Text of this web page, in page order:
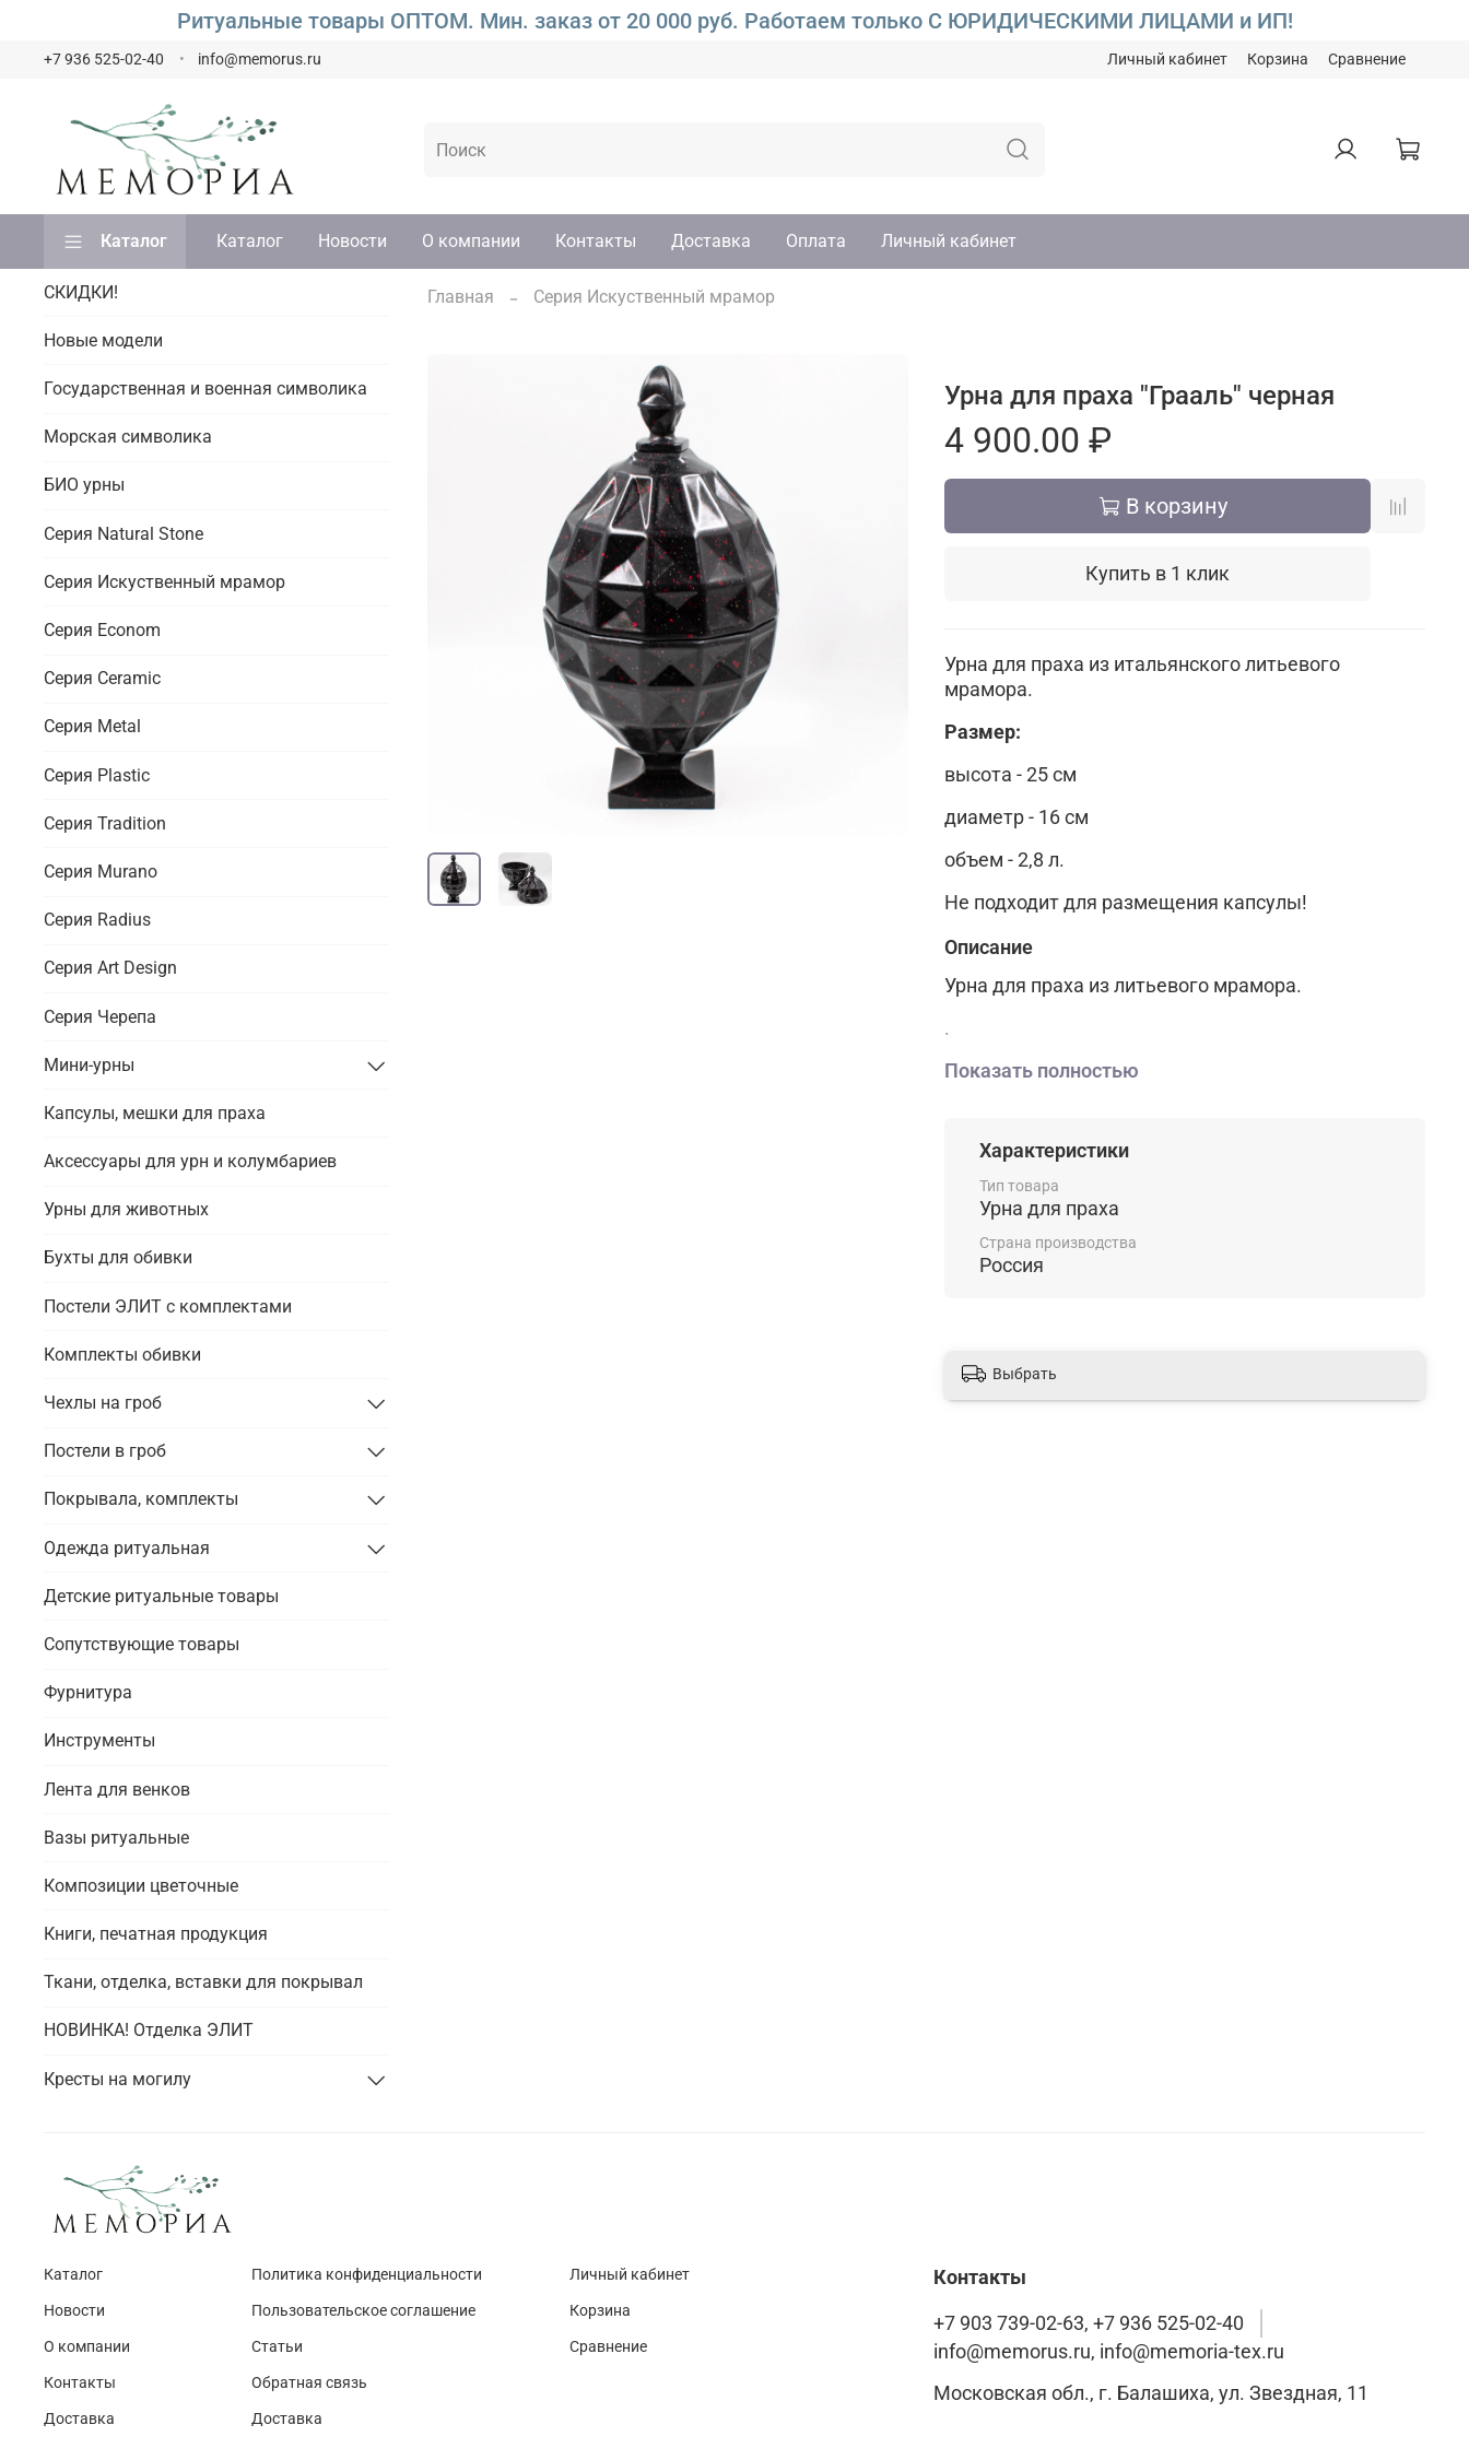
Ритуальные товары ОПТОМ. Мин. заказ от 20 000 руб. Работаем только С ЮРИДИЧЕСКИМИ ЛИЦАМИ и ИП!
Личный кабинет Корзина Сравнение
+7 936 525-02-40 info@memorus.ru
Каталог Каталог Новости О компании Контакты Доставка Оплата Личный кабинет
Главная Серия Искуственный мрамор
Урна для праха "Грааль" черная
4 900.00 ₽
В корзину
Купить в 1 клик
Урна для праха из итальянского литьевого
мрамора.
Размер:
высота - 25 см
диаметр - 16 см
объем - 2,8 л.
Не подходит для размещения капсулы!
Описание
Урна для праха из литьевого мрамора.
.
Показать полностью
Характеристики
Тип товара
Урна для праха
Страна производства
Россия
Выбрать
СКИДКИ!
Новые модели
Государственная и военная символика
Морская символика
БИО урны
Серия Natural Stone
Серия Искуственный мрамор
Серия Econom
Серия Ceramic
Серия Metal
Серия Plastic
Серия Tradition
Серия Murano
Серия Radius
Серия Art Design
Серия Черепа
Мини-урны
Капсулы, мешки для праха
Аксессуары для урн и колумбариев
Урны для животных
Бухты для обивки
Постели ЭЛИТ с комплектами
Комплекты обивки
Чехлы на гроб
Постели в гроб
Покрывала, комплекты
Одежда ритуальная
Детские ритуальные товары
Сопутствующие товары
Фурнитура
Инструменты
Лента для венков
Вазы ритуальные
Композиции цветочные
Книги, печатная продукция
Ткани, отделка, вставки для покрывал
НОВИНКА! Отделка ЭЛИТ
Кресты на могилу
Каталог
Новости
О компании
Контакты
Доставка
Политика конфиденциальности
Пользовательское соглашение
Статьи
Обратная связь
Доставка
Личный кабинет
Корзина
Сравнение
Контакты
+7 903 739-02-63, +7 936 525-02-40
info@memorus.ru, info@memoria-tex.ru
Московская обл., г. Балашиха, ул. Звездная, 11